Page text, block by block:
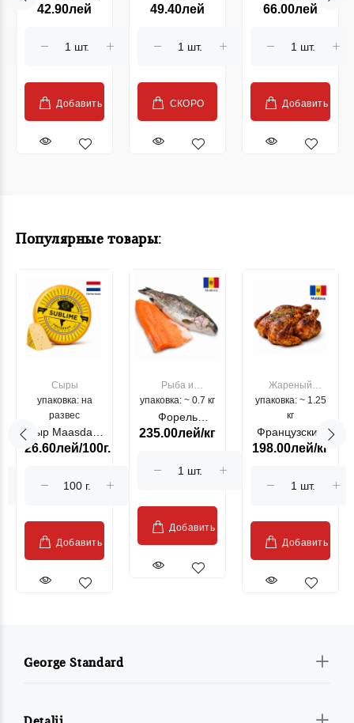
хлеб на
тыквенными
без дрожжей,
650 г
42.90лей
Добавить
Бородинский
без дрожжей,
49.40лей
СКОРО
FOCACCIA Dr.
66.00лей
Добавить
Популярные товары:
Сыры
упаковка: на
развес
Сыр Maasdam
Sublime Cow
26.60лей/100г.
Добавить
Рыба и
морепродукты
упаковка: ~ 0.7 кг
Форель
лососевая
Moldovenesc"
235.00лей/кг
Добавить
Жареный
цыпленок
упаковка: ~ 1.25
кг
Французский
гриль, кг
198.00лей/кг
Добавить
George Standard